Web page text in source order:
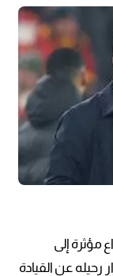
مؤثرة إلى
رحيله عن القيادة